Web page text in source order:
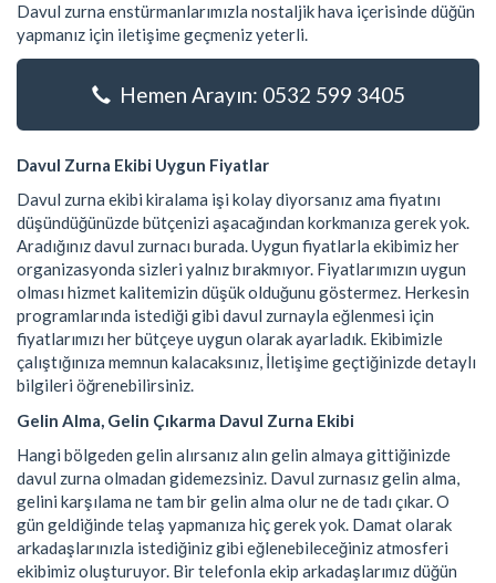
Davul zurna enstürmanlarımızla nostaljik hava içerisinde düğün
yapmanız için iletişime geçmeniz yeterli.
Hemen Arayın: 0532 599 3405
Davul Zurna Ekibi Uygun Fiyatlar
Davul zurna ekibi kiralama işi kolay diyorsanız ama fiyatını
düşündüğünüzde bütçenizi aşacağından korkmanıza gerek yok.
Aradığınız davul zurnacı burada. Uygun fiyatlarla ekibimiz her
organizasyonda sizleri yalnız bırakmıyor. Fiyatlarımızın uygun
olması hizmet kalitemizin düşük olduğunu göstermez. Herkesin
programlarında istediği gibi davul zurnayla eğlenmesi için
fiyatlarımızı her bütçeye uygun olarak ayarladık. Ekibimizle
çalıştığınıza memnun kalacaksınız, İletişime geçtiğinizde detaylı
bilgileri öğrenebilirsiniz.
Gelin Alma, Gelin Çıkarma Davul Zurna Ekibi
Hangi bölgeden gelin alırsanız alın gelin almaya gittiğinizde
davul zurna olmadan gidemezsiniz. Davul zurnasız gelin alma,
gelini karşılama ne tam bir gelin alma olur ne de tadı çıkar. O
gün geldiğinde telaş yapmanıza hiç gerek yok. Damat olarak
arkadaşlarınızla istediğiniz gibi eğlenebileceğiniz atmosferi
ekibimiz oluşturuyor. Bir telefonla ekip arkadaşlarımız düğün